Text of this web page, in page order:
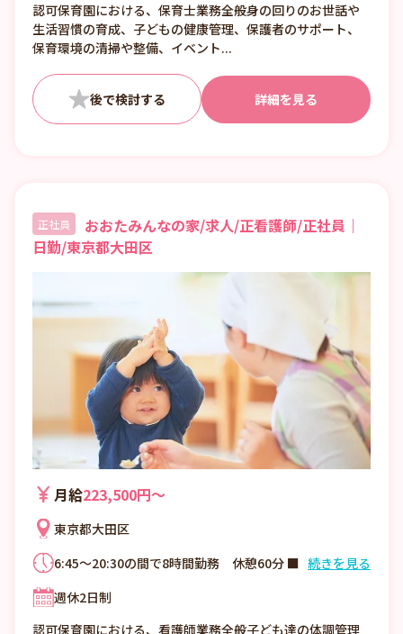
認可保育園における、保育士業務全般身の回りのお世話や
生活習慣の育成、子どもの健康管理、保護者のサポート、
保育環境の清掃や整備、イベント...
詳細を見る
正社員
おおたみんなの家/求人/正看護師/正社員｜
日勤/東京都大田区
月給223,500円〜
東京都大田区
6:45～20:30の間で8時間勤務 休憩60分 ■ 続きを見る
週休2日制
認可保育園における、看護師業務全般子ども達の体調管理